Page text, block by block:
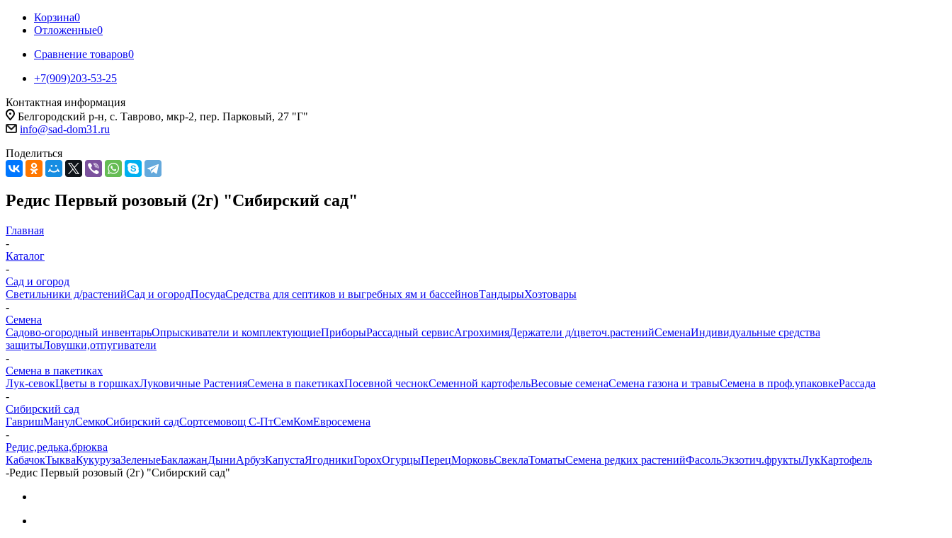
Корзина0
Отложенные0
Сравнение товаров0
+7(909)203-53-25
Контактная информация
Белгородский р-н, с. Таврово, мкр-2, пер. Парковый, 27 "Г"
info@sad-dom31.ru
Поделиться
Редис Первый розовый (2г) "Сибирский сад"
Главная
-
Каталог
-
Сад и огород
Светильники д/растенийСад и огородПосудаСредства для септиков и выгребных ям и бассейновТандырыХозтовары
-
Семена
Садово-огородный инвентарьОпрыскиватели и комплектующиеПриборыРассадный сервисАгрохимияДержатели д/цветоч.растенийСеменаИндивидуальные средства
защитыЛовушки,отпугиватели
-
Семена в пакетиках
Лук-севокЦветы в горшкахЛуковичные РастенияСемена в пакетикахПосевной чеснокСеменной картофельВесовые семенаСемена газона и травыСемена в проф.упаковкеРассада
-
Сибирский сад
ГавришМанулСемкоСибирский садСортсемовощ С-ПтСемКомЕвросемена
-
Редис,редька,брюква
КабачокТыкваКукурузаЗеленыеБаклажанДыниАрбузКапустаЯгодникиГорохОгурцыПерецМорковьСвеклаТоматыСемена редких растенийФасольЭкзотич.фруктыЛукКартофель
-Редис Первый розовый (2г) "Сибирский сад"